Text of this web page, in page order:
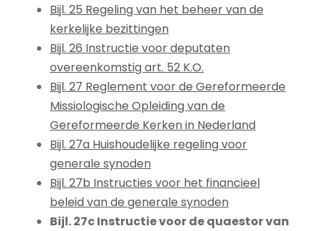
Bijl. 25 Regeling van het beheer van de
kerkelijke bezittingen
Bijl. 26 Instructie voor deputaten
overeenkomstig art. 52 K.O.
Bijl. 27 Reglement voor de Gereformeerde
Missiologische Opleiding van de
Gereformeerde Kerken in Nederland
Bijl. 27a Huishoudelijke regeling voor
generale synoden
Bijl. 27b Instructies voor het financieel
beleid van de generale synoden
Bijl. 27c Instructie voor de quaestor van